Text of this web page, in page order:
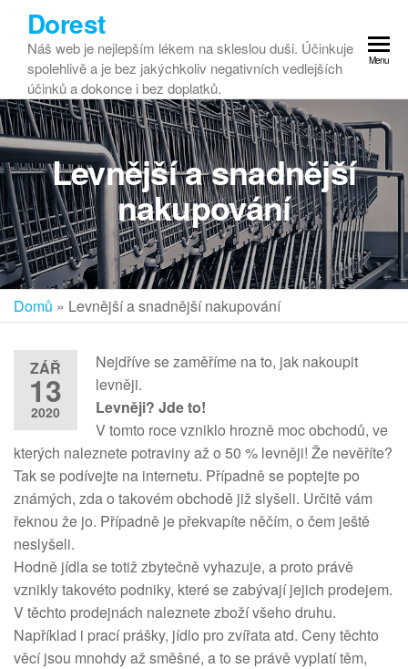
Dorest
Náš web je nejlepším lékem na skleslou duši. Účinkuje
spolehlivě a je bez jakýchkoliv negativních vedlejších
účinků a dokonce i bez doplatků.
Menu
Levnější a snadnější
nakupování
Domů » Levnější a snadnější nakupování
ZÁŘ
13
2020
Nejdříve se zaměříme na to, jak nakoupit
levněji.
Levněji? Jde to!
V tomto roce vzniklo hrozně moc obchodů, ve
kterých naleznete potraviny až o 50 % levněji! Že nevěříte?
Tak se podívejte na internetu. Případně se poptejte po
známých, zda o takovém obchodě již slyšeli. Určitě vám
řeknou že jo. Případně je překvapíte něčím, o čem ještě
neslyšeli.
Hodně jídla se totiž zbytečně vyhazuje, a proto právě
vznikly takovéto podniky, které se zabývají jejich prodejem.
V těchto prodejnách naleznete zboží všeho druhu.
Například i prací prášky, jídlo pro zvířata atd. Ceny těchto
věcí jsou mnohdy až směšné, a to se právě vyplatí těm,